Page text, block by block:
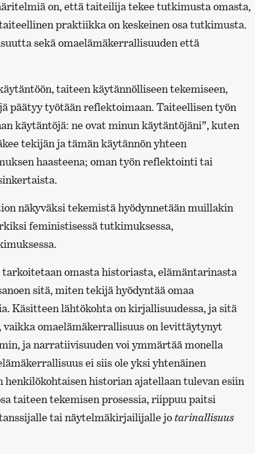
on, että taiteilija tekee tutkimusta omasta,
praktiikka on keskeinen osa tutkimusta.
sekä omaelämäkerrallisuuden että
taiteen käytännölliseen tekemiseen,
työtään reflektoimaan. Taiteellisen työn
käytäntöjä: ne ovat minun käytäntöjäni”, kuten
tekijän ja tämän käytännön yhteen
haasteena; oman työn reflektointi tai
näkyväksi tekemistä hyödynnetään muillakin
feministisessä tutkimuksessa,
tarkoitetaan omasta historiasta, elämäntarinasta
sitä, miten tekijä hyödyntää omaa
Käsitteen lähtökohta on kirjallisuudessa, ja sitä
vaikka omaelämäkerrallisuus on levittäytynyt
ja narratiivisuuden voi ymmärtää monella
ei siis ole yksi yhtenäinen
historian ajatellaan tulevan esiin
taiteen tekemisen prosessia, riippuu paitsi
tai näytelmäkirjailijalle jotarinallisuus